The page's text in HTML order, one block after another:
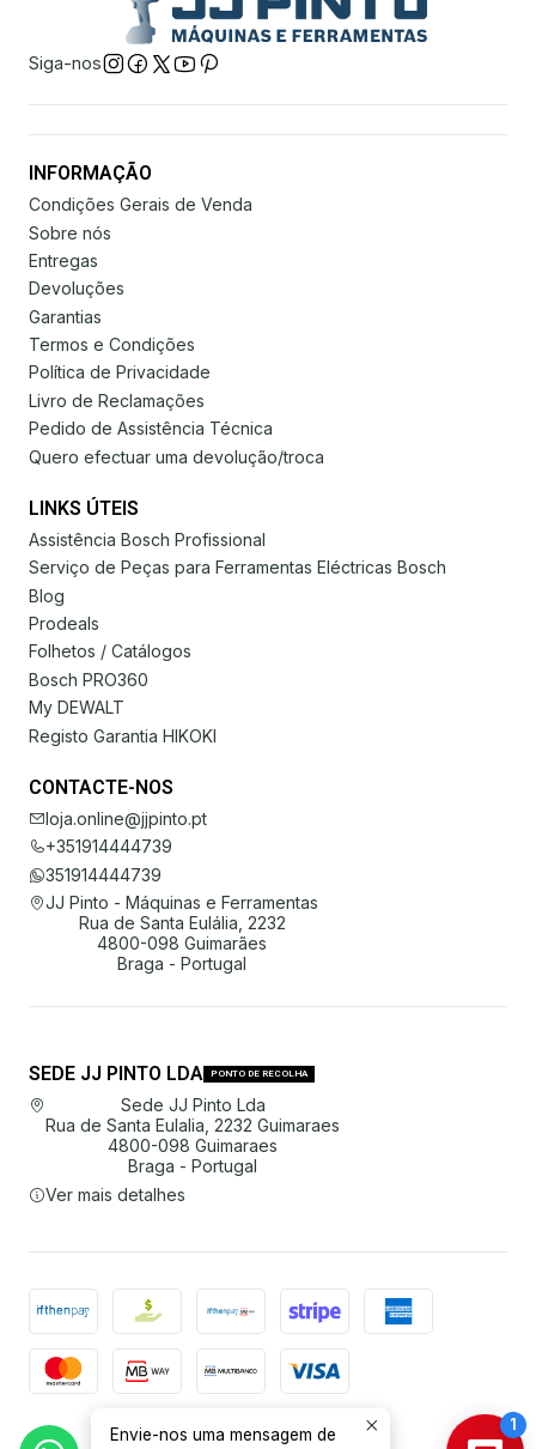
Siga-nos
INFORMAÇÃO
Condições Gerais de Venda
Sobre nós
Entregas
Devoluções
Garantias
Termos e Condições
Política de Privacidade
Livro de Reclamações
Pedido de Assistência Técnica
Quero efectuar uma devolução/troca
LINKS ÚTEIS
Assistência Bosch Profissional
Serviço de Peças para Ferramentas Eléctricas Bosch
Blog
Prodeals
Folhetos / Catálogos
Bosch PRO360
My DEWALT
Registo Garantia HIKOKI
CONTACTE-NOS
loja.online@jjpinto.pt
+351914444739
351914444739
JJ Pinto - Máquinas e Ferramentas
Rua de Santa Eulália, 2232
4800-098 Guimarães
Braga - Portugal
SEDE JJ PINTO LDA PONTO DE RECOLHA
Sede JJ Pinto Lda
Rua de Santa Eulalia, 2232 Guimaraes
4800-098 Guimaraes
Braga - Portugal
Ver mais detalhes
2026 JJ Pinto Lda.
Envie-nos uma mensagem de